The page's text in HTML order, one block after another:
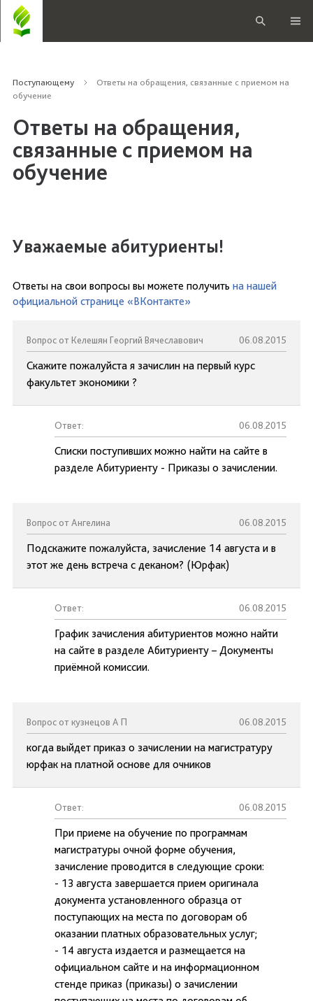
Поступающему
Ответы на обращения, связанные с приемом на
обучение
Ответы на обращения,
связанные с приемом на
обучение
Уважаемые абитуриенты!
Ответы на свои вопросы вы можете получить на нашей
официальной странице «ВКонтакте»
Вопрос от Келешян Георгий Вячеславович 06.08.2015
Скажите пожалуйста я зачислин на первый курс
факультет экономики ?
Ответ: 06.08.2015
Списки поступивших можно найти на сайте в
разделе Абитуриенту - Приказы о зачислении.
Вопрос от Ангелина 06.08.2015
Подскажите пожалуйста, зачисление 14 августа и в
этот же день встреча с деканом? (Юрфак)
Ответ: 06.08.2015
График зачисления абитуриентов можно найти
на сайте в разделе Абитуриенту – Документы
приёмной комиссии.
Вопрос от кузнецов А П 06.08.2015
когда выйдет приказ о зачислении на магистратуру
юрфак на платной основе для очников
Ответ: 06.08.2015
При приеме на обучение по программам
магистратуры очной форме обучения,
зачисление проводится в следующие сроки:
- 13 августа завершается прием оригинала
документа установленного образца от
поступающих на места по договорам об
оказании платных образовательных услуг;
- 14 августа издается и размещается на
официальном сайте и на информационном
стенде приказ (приказы) о зачислении